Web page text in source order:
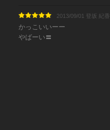
2013/09/01 登坂 紀香
かっこいいーー
やばーい〓